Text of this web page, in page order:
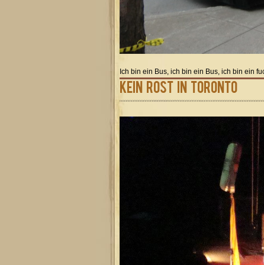
Ich bin ein Bus, ich bin ein Bus, ich bin ein
Kein Rost in Toronto